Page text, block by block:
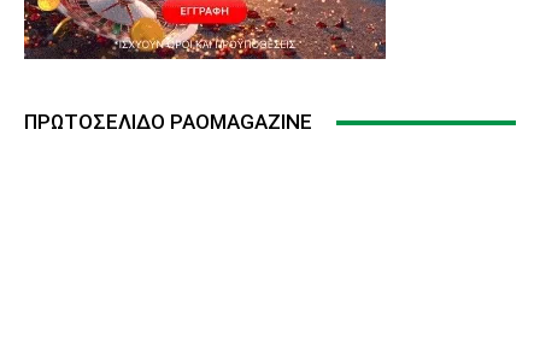
ΠΡΩΤΟΣΈΛΙΔΟ PAOMAGAZINE